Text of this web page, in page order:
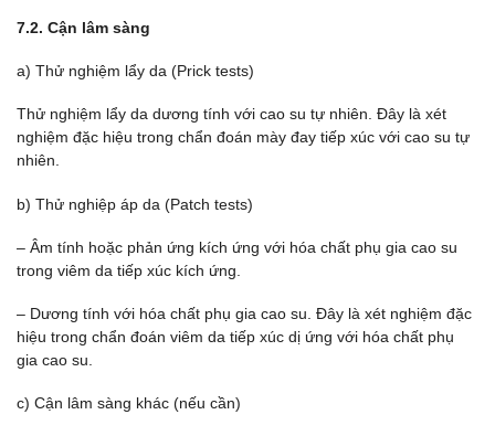
7.2. Cận lâm sàng
a) Thử nghiệm lẩy da (Prick tests)
Thử nghiệm lẩy da dương tính với cao su tự nhiên. Đây là xét
nghiệm đặc hiệu trong chẩn đoán mày đay tiếp xúc với cao su tự
nhiên.
b) Thử nghiệp áp da (Patch tests)
– Âm tính hoặc phản ứng kích ứng với hóa chất phụ gia cao su
trong viêm da tiếp xúc kích ứng.
– Dương tính với hóa chất phụ gia cao su. Đây là xét nghiệm đặc
hiệu trong chẩn đoán viêm da tiếp xúc dị ứng với hóa chất phụ
gia cao su.
c) Cận lâm sàng khác (nếu cần)